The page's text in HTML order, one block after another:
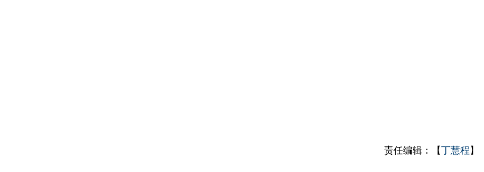
责任编辑：【丁慧程 】